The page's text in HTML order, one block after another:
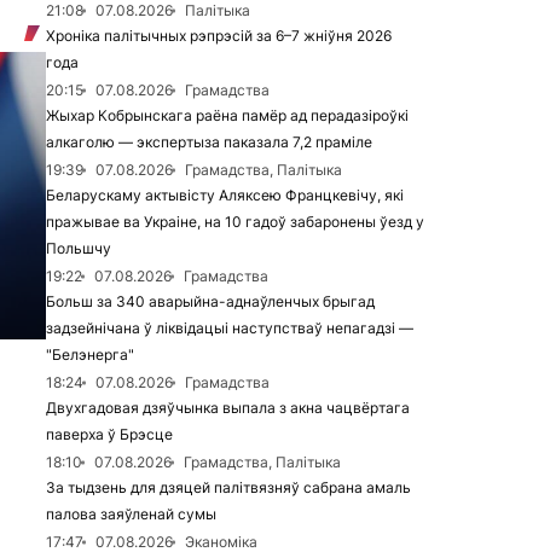
21:08
07.08.2026
Палітыка
Хроніка палітычных рэпрэсій за 6–7 жніўня 2026
года
20:15
07.08.2026
Грамадства
Жыхар Кобрынскага раёна памёр ад перадазіроўкі
алкаголю — экспертыза паказала 7,2 праміле
19:39
07.08.2026
Грамадства, Палітыка
Беларускаму актывісту Аляксею Францкевічу, які
пражывае ва Украіне, на 10 гадоў забаронены ўезд у
Польшчу
19:22
07.08.2026
Грамадства
Больш за 340 аварыйна-аднаўленчых брыгад
задзейнічана ў ліквідацыі наступстваў непагадзі —
"Белэнерга"
18:24
07.08.2026
Грамадства
Двухгадовая дзяўчынка выпала з акна чацвёртага
паверха ў Брэсце
18:10
07.08.2026
Грамадства, Палітыка
За тыдзень для дзяцей палітвязняў сабрана амаль
палова заяўленай сумы
17:47
07.08.2026
Эканоміка